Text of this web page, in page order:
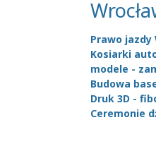
Prawo jazdy
Kosiarki
modele -
Budowa
Druk 3D -
Ceremonie